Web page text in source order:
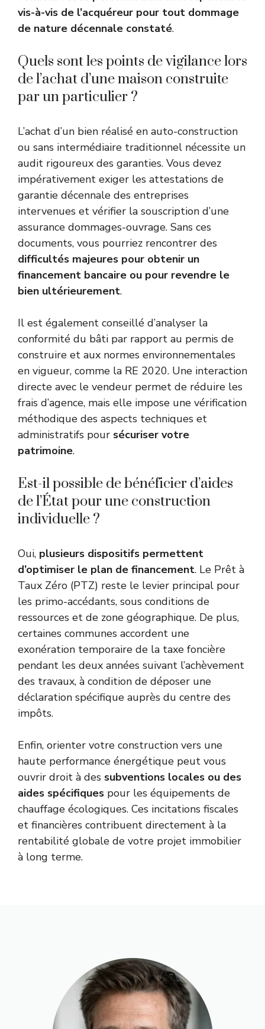
vis-à-vis de l’acquéreur pour tout dommage
de nature décennale constaté.
Quels sont les points de vigilance lors
de l’achat d’une maison construite
par un particulier ?
L’achat d’un bien réalisé en auto-construction
ou sans intermédiaire traditionnel nécessite un
audit rigoureux des garanties. Vous devez
impérativement exiger les attestations de
garantie décennale des entreprises
intervenues et vérifier la souscription d’une
assurance dommages-ouvrage. Sans ces
documents, vous pourriez rencontrer des
difficultés majeures pour obtenir un
financement bancaire ou pour revendre le
bien ultérieurement.
Il est également conseillé d’analyser la
conformité du bâti par rapport au permis de
construire et aux normes environnementales
en vigueur, comme la RE 2020. Une interaction
directe avec le vendeur permet de réduire les
frais d’agence, mais elle impose une vérification
méthodique des aspects techniques et
administratifs pour sécuriser votre
patrimoine.
Est-il possible de bénéficier d’aides
de l’État pour une construction
individuelle ?
Oui, plusieurs dispositifs permettent
d’optimiser le plan de financement. Le Prêt à
Taux Zéro (PTZ) reste le levier principal pour
les primo-accédants, sous conditions de
ressources et de zone géographique. De plus,
certaines communes accordent une
exonération temporaire de la taxe foncière
pendant les deux années suivant l’achèvement
des travaux, à condition de déposer une
déclaration spécifique auprès du centre des
impôts.
Enfin, orienter votre construction vers une
haute performance énergétique peut vous
ouvrir droit à des subventions locales ou des
aides spécifiques pour les équipements de
chauffage écologiques. Ces incitations fiscales
et financières contribuent directement à la
rentabilité globale de votre projet immobilier
à long terme.